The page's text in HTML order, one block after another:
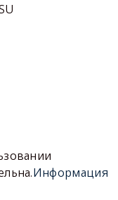
Информация